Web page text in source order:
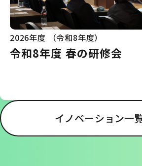
2026年度 （令和8年度）
令和8年度 春の研修会
イノベーション一